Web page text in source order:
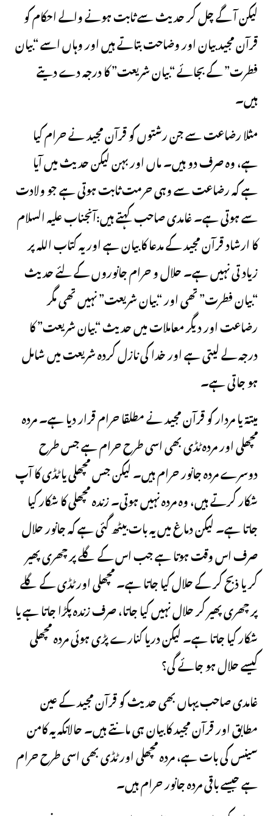
لیکن آ گے چل کر حدیث سے ثابت ہونے والے احکام کو
قرآن مجید بیان اور وضاحت بتاتے ہیں اور وہاں اسے “بیان
فطرت” کے بجائے “بیان شریعت” کا درجہ دے دیتے
ہیں۔
مثلا رضاعت سے جن رشتوں کو قرآن مجید نے حرام کیا
ہے، وہ صرف دو ہیں۔ ماں اور بہن لیکن حدیث میں آیا
ہے کہ رضاعت سے وہی حرمت ثابت ہوتی ہے جو ولادت
سے ہوتی ہے۔ غامدی صاحب کہتے ہیں:آنجناب علیه السلام
کا ارشاد قرآن مجید کے مدعا کا بیان ہے اور یہ کتاب اللہ پر
زیادتی نہیں ہے۔ حلال و حرام جانوروں کے لئے حدیث
“بیان فطرت” تھی اور “بیان شریعت” نہیں تھی مگر
رضاعت اور دیگر معاملات میں حدیث “بیان شریعت” کا
درجہ لے لیتی ہے اور خدا کی نازل کردہ شریعت میں شامل
ہو جاتی ہے۔
میتة یا مردار کو قرآن مجید نے مطلقا حرام قرار دیا ہے۔ مردہ
مچھلی اور مردہ ٹڈی بھی اسی طرح حرام ہے جس طرح
دوسرے مردہ جانور حرام ہیں۔ لیکن جس مچھلی یا ٹڈی کا آپ
شکار کرتے ہیں، وہ مردہ نہیں ہوتی۔ زندہ مچھلی کا شکار کیا
جاتا ہے۔ لیکن دماغ میں یہ بات بیٹھ گئی ہے کہ جانور حلال
صرف اس وقت ہوتا ہے جب اس کے گلے پر چھری پھیر
کر یا ذبح کر کے حلال کیا جاتا ہے۔ مچھلی اور ٹڈی کے گلے
پر چھری پھیر کر حلال نہیں کیا جاتا، صرف زندہ پکڑا جاتا ہے یا
شکار کیا جاتا ہے۔ لیکن دریا کنارے پڑی ہوئی مردہ مچھلی
کیسے حلال ہو جائے گی؟
غامدی صاحب یہاں بھی حدیث کو قرآن مجید کے عین
مطابق اور قرآن مجید کا بیان ہی مانتے ہیں۔ حالانکہ یہ کامن
سینس کی بات ہے، مردہ مچھلی اور ٹڈی بھی اسی طرح حرام
ہے جیسے باقی مردہ جانور حرام ہیں۔